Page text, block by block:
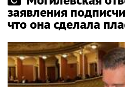
заявления
что она сделала